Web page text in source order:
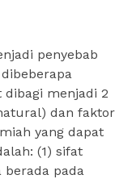
penyebab
dibagi menjadi 2
dan faktor
yang dapat
(1) sifat
pada